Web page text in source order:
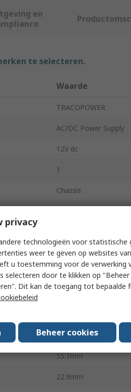
en
te selecteren.
Waarde
TRACOPOWER
AC/DC Power Supply
12V dc
1
Chassis
-40°C
70°C
60g
43.2mm
55.1mm
22.9mm
privacy
technologieën voor statistische
weer te geven op websites
u toestemming voor de verwerking
selecteren door te klikken op
Dit kan de toegang tot bepaalde
Beheer cookies